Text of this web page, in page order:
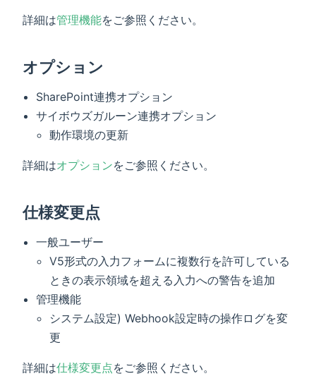
詳細は管理機能をご参照ください。
オプション
SharePoint連携オプション
サイボウズガルーン連携オプション
動作環境の更新
詳細はオプションをご参照ください。
仕様変更点
一般ユーザー
V5形式の入力フォームに複数行を許可している
ときの表示領域を超える入力への警告を追加
管理機能
システム設定) Webhook設定時の操作ログを変
更
詳細は仕様変更点をご参照ください。